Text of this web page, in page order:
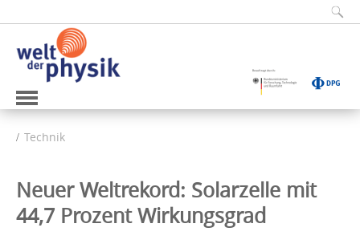
Technik
Neuer Weltrekord: Solarzelle mit
44,7 Prozent Wirkungsgrad